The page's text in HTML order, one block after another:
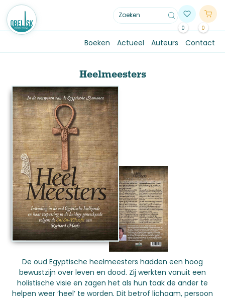
0 0
Boeken Actueel Auteurs Contact
Heelmeesters
De oud Egyptische heelmeesters hadden een hoog
bewustzijn over leven en dood. Zij werkten vanuit een
holistische visie en zagen het als hun taak de ander te
helpen weer ‘heel’ te worden. Dit betrof lichaam, persoon